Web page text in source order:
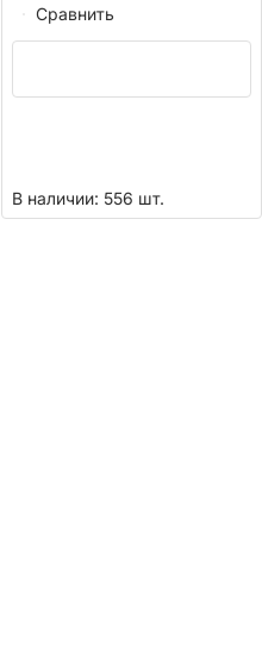
Сравнить
В наличии: 556 шт.